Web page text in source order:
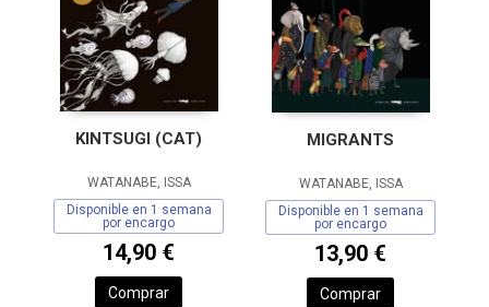
KINTSUGI (CAT)
WATANABE, ISSA
Disponible en 1 semana
por encargo
14,90 €
Comprar
MIGRANTS
WATANABE, ISSA
Disponible en 1 semana
por encargo
13,90 €
Comprar